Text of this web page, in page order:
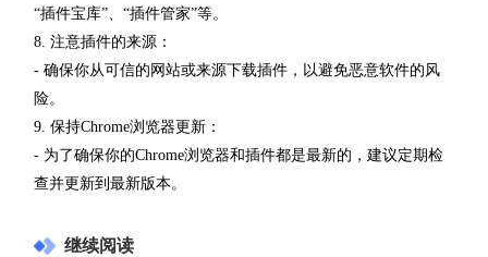
“插件宝库”、“插件管家”等。
8. 注意插件的来源：
- 确保你从可信的网站或来源下载插件，以避免恶意软件的风
险。
9. 保持Chrome浏览器更新：
- 为了确保你的Chrome浏览器和插件都是最新的，建议定期检
查并更新到最新版本。
继续阅读